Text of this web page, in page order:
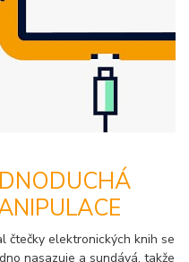
čtečky elektronických knih se
nasazuje a sundává, takže